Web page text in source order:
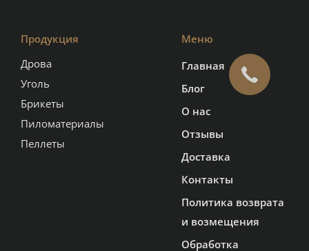
Продукция
Дрова
Уголь
Брикеты
Пиломатериалы
Пеллеты
Меню
Главная
Блог
О нас
Отзывы
Доставка
Контакты
Политика возврата
и возмещения
Обработка